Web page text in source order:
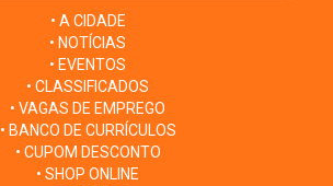
• A CIDADE
• NOTÍCIAS
• EVENTOS
• CLASSIFICADOS
• VAGAS DE EMPREGO
• BANCO DE CURRÍCULOS
• CUPOM DESCONTO
• SHOP ONLINE